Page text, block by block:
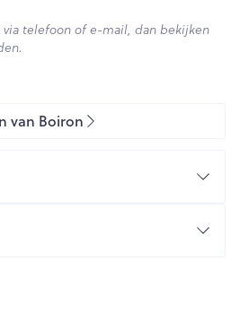
telefoon of e-mail, dan bekijken
van Boiron